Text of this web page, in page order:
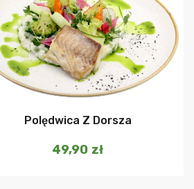
Dodaj do koszyka
Polędwica Z Dorsza
49,90 zł